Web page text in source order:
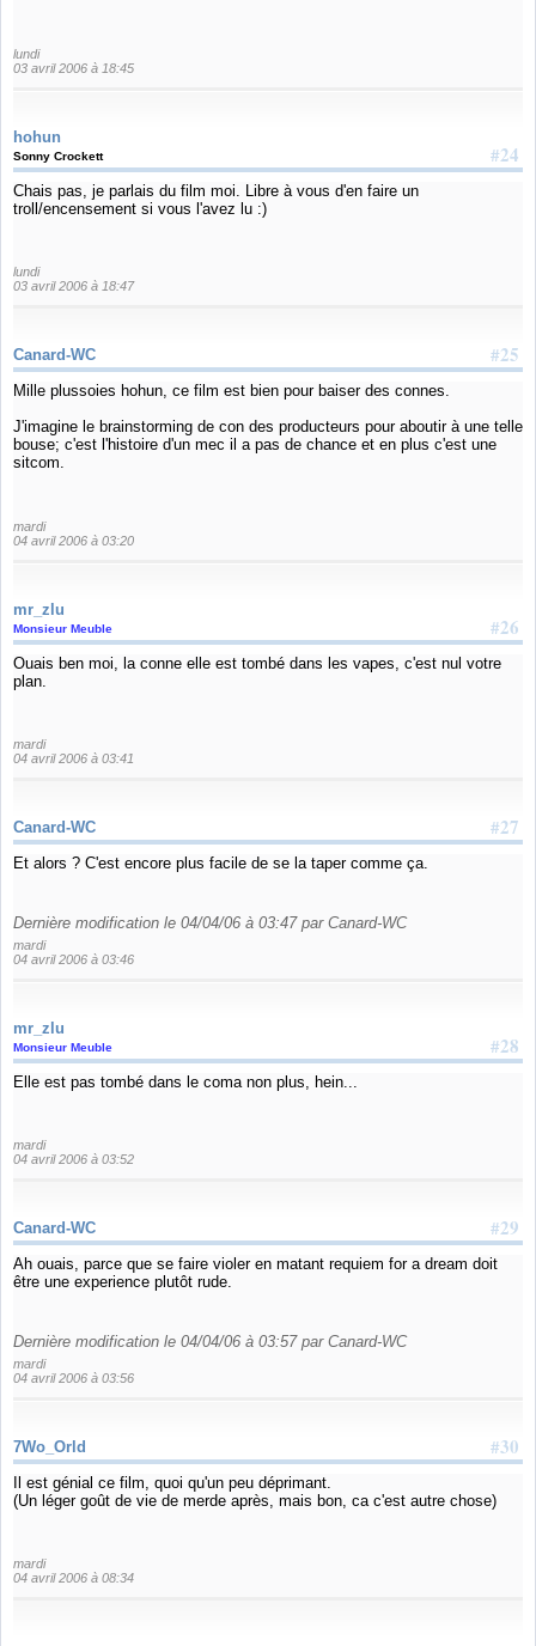
lundi
03 avril 2006 à 18:45
hohun
#24
Sonny Crockett
Chais pas, je parlais du film moi. Libre à vous d'en faire un
troll/encensement si vous l'avez lu :)
lundi
03 avril 2006 à 18:47
#25
Canard-WC
Mille plussoies hohun, ce film est bien pour baiser des connes.
J'imagine le brainstorming de con des producteurs pour aboutir à une telle
bouse; c'est l'histoire d'un mec il a pas de chance et en plus c'est une
sitcom.
mardi
04 avril 2006 à 03:20
mr_zlu
#26
Monsieur Meuble
Ouais ben moi, la conne elle est tombé dans les vapes, c'est nul votre
plan.
mardi
04 avril 2006 à 03:41
#27
Canard-WC
Et alors ? C'est encore plus facile de se la taper comme ça.
Dernière modification le 04/04/06 à 03:47 par Canard-WC
mardi
04 avril 2006 à 03:46
mr_zlu
#28
Monsieur Meuble
Elle est pas tombé dans le coma non plus, hein...
mardi
04 avril 2006 à 03:52
#29
Canard-WC
Ah ouais, parce que se faire violer en matant requiem for a dream doit
être une experience plutôt rude.
Dernière modification le 04/04/06 à 03:57 par Canard-WC
mardi
04 avril 2006 à 03:56
#30
7Wo_Orld
Il est génial ce film, quoi qu'un peu déprimant.
(Un léger goût de vie de merde après, mais bon, ca c'est autre chose)
mardi
04 avril 2006 à 08:34